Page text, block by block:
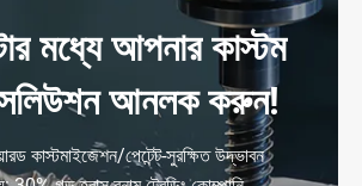
মধ্যে আপনার কাস্টম
সলিউশন আনলক করুন!
কাস্টমাইজেশন/পেটেন্ট-সুরক্ষিত উদ্ভাবন